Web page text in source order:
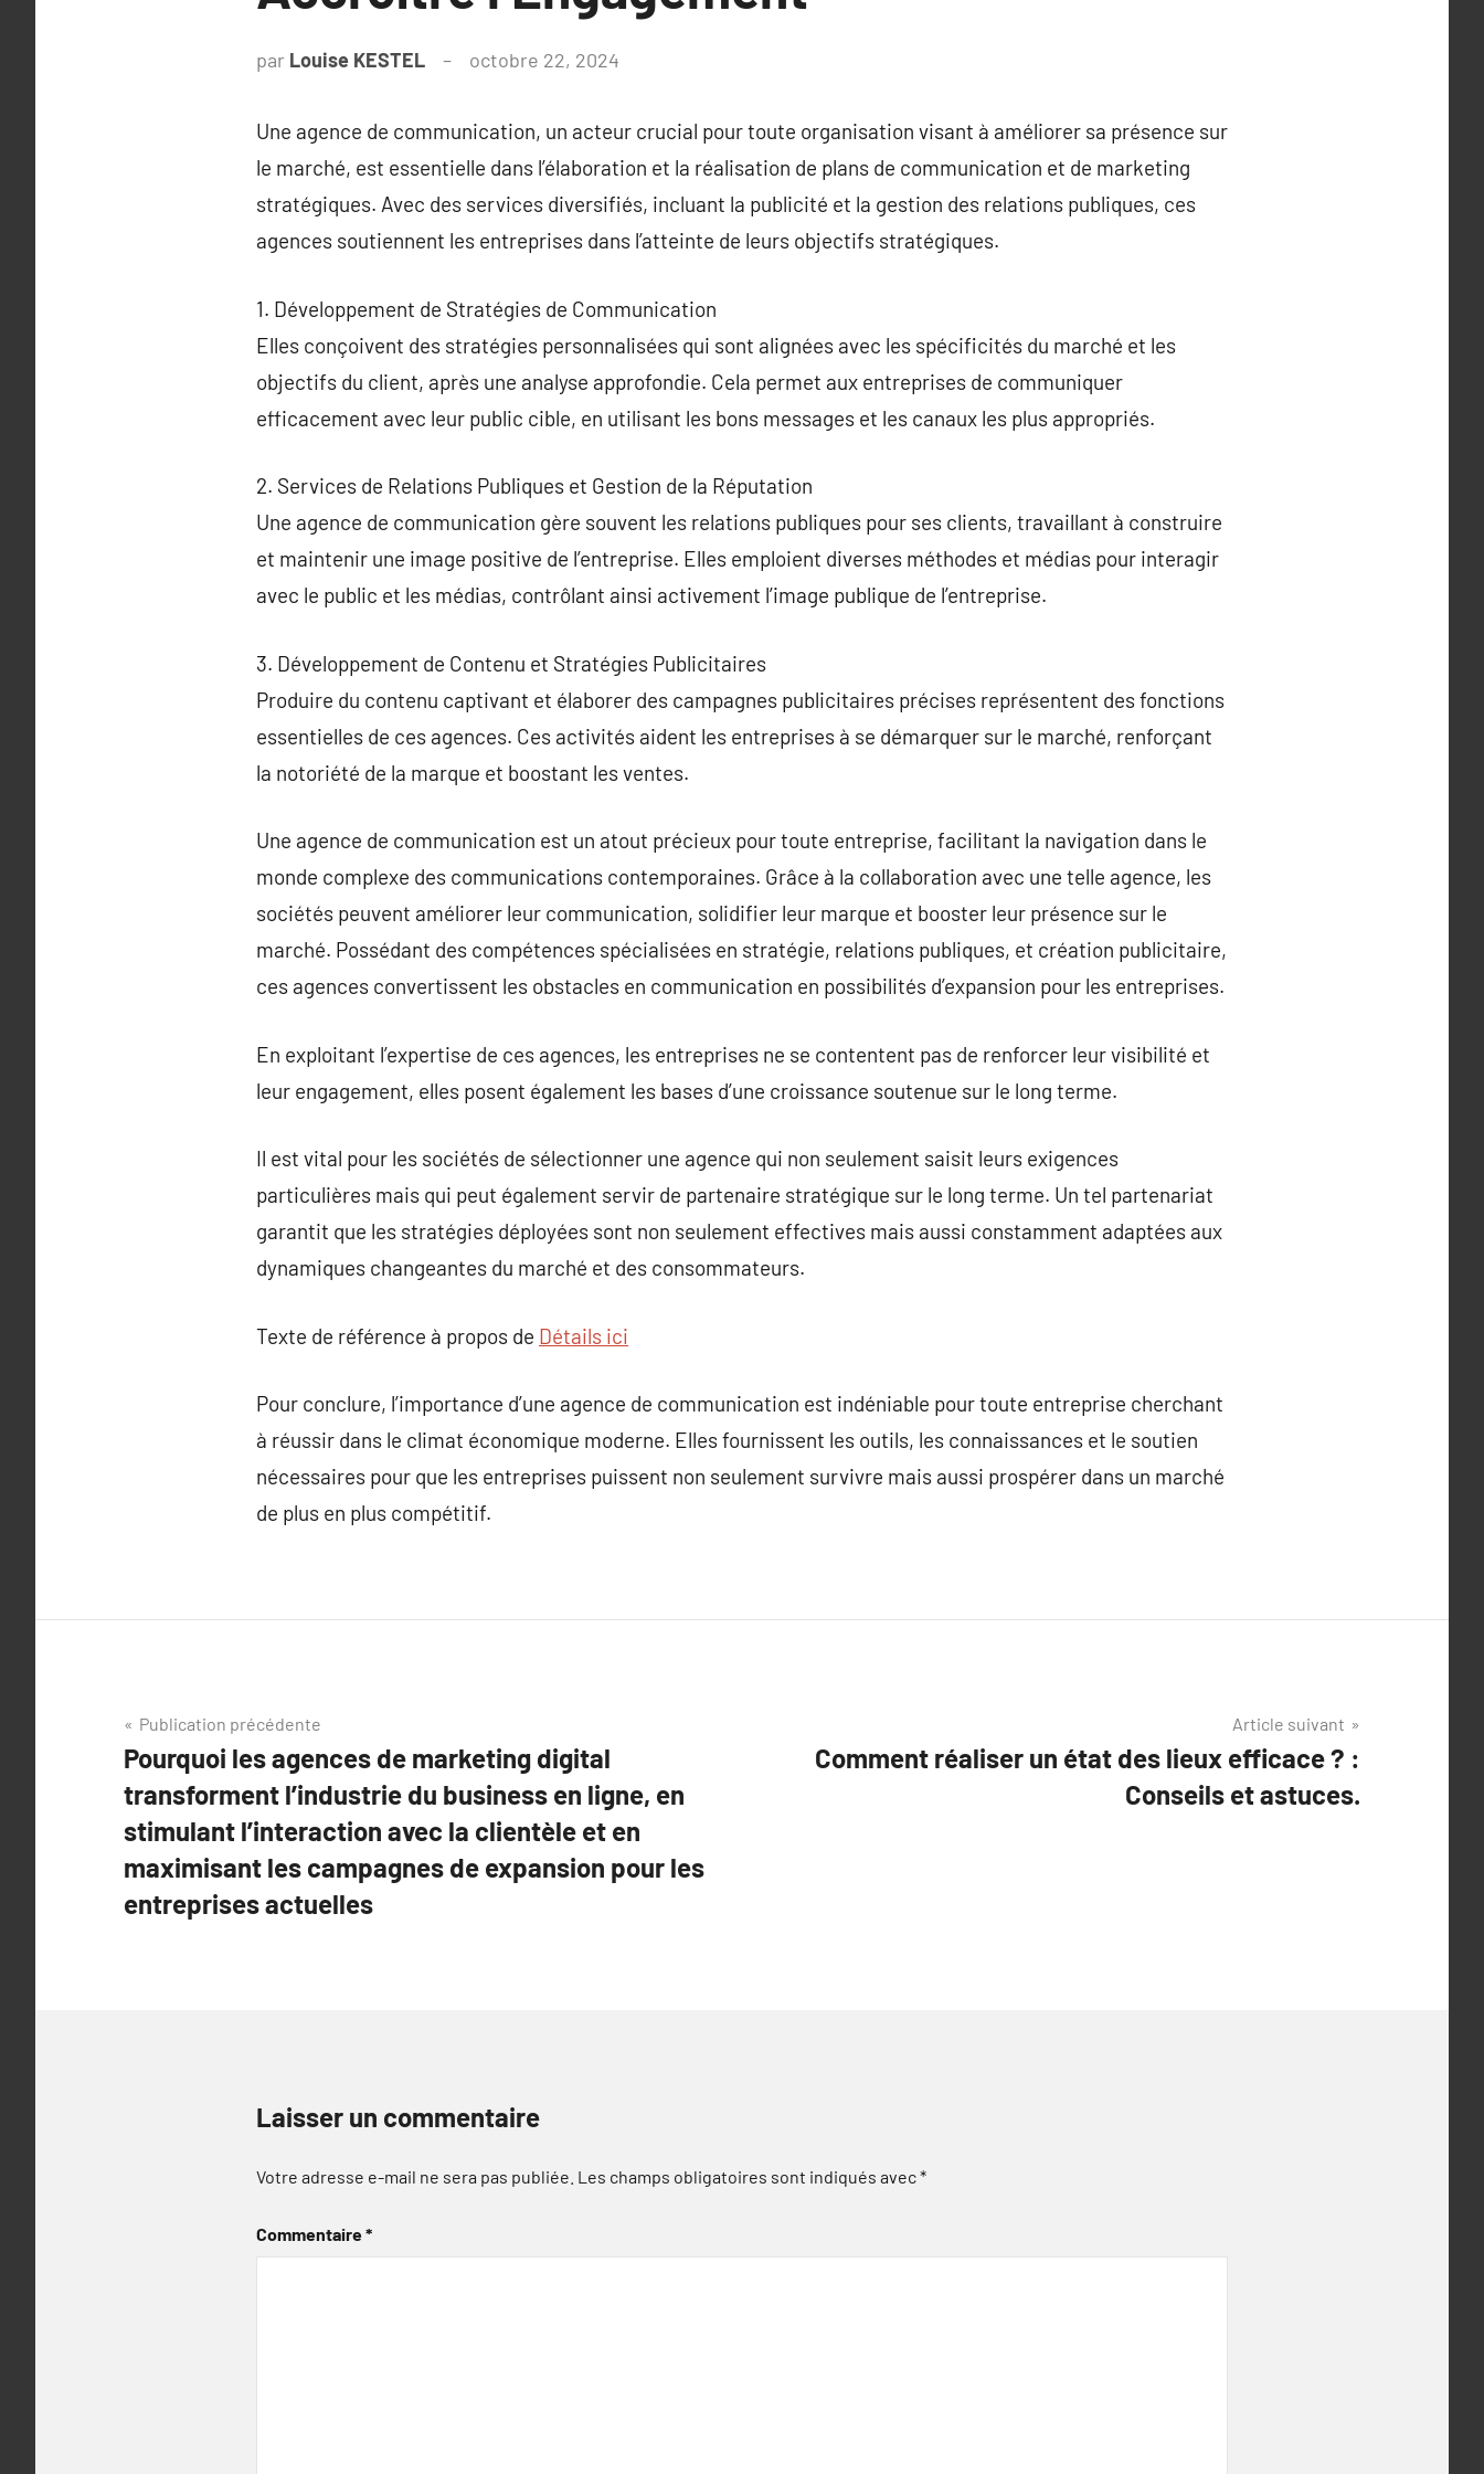
par Louise KESTEL octobre 22, 2024
Une agence de communication, un acteur crucial pour toute organisation visant à améliorer sa présence sur
le marché, est essentielle dans l’élaboration et la réalisation de plans de communication et de marketing
stratégiques. Avec des services diversifiés, incluant la publicité et la gestion des relations publiques, ces
agences soutiennent les entreprises dans l’atteinte de leurs objectifs stratégiques.
1. Développement de Stratégies de Communication
Elles conçoivent des stratégies personnalisées qui sont alignées avec les spécificités du marché et les
objectifs du client, après une analyse approfondie. Cela permet aux entreprises de communiquer
efficacement avec leur public cible, en utilisant les bons messages et les canaux les plus appropriés.
2. Services de Relations Publiques et Gestion de la Réputation
Une agence de communication gère souvent les relations publiques pour ses clients, travaillant à construire
et maintenir une image positive de l’entreprise. Elles emploient diverses méthodes et médias pour interagir
avec le public et les médias, contrôlant ainsi activement l’image publique de l’entreprise.
3. Développement de Contenu et Stratégies Publicitaires
Produire du contenu captivant et élaborer des campagnes publicitaires précises représentent des fonctions
essentielles de ces agences. Ces activités aident les entreprises à se démarquer sur le marché, renforçant
la notoriété de la marque et boostant les ventes.
Une agence de communication est un atout précieux pour toute entreprise, facilitant la navigation dans le
monde complexe des communications contemporaines. Grâce à la collaboration avec une telle agence, les
sociétés peuvent améliorer leur communication, solidifier leur marque et booster leur présence sur le
marché. Possédant des compétences spécialisées en stratégie, relations publiques, et création publicitaire,
ces agences convertissent les obstacles en communication en possibilités d’expansion pour les entreprises.
En exploitant l’expertise de ces agences, les entreprises ne se contentent pas de renforcer leur visibilité et
leur engagement, elles posent également les bases d’une croissance soutenue sur le long terme.
Il est vital pour les sociétés de sélectionner une agence qui non seulement saisit leurs exigences
particulières mais qui peut également servir de partenaire stratégique sur le long terme. Un tel partenariat
garantit que les stratégies déployées sont non seulement effectives mais aussi constamment adaptées aux
dynamiques changeantes du marché et des consommateurs.
Texte de référence à propos de Détails ici
Pour conclure, l’importance d’une agence de communication est indéniable pour toute entreprise cherchant
à réussir dans le climat économique moderne. Elles fournissent les outils, les connaissances et le soutien
nécessaires pour que les entreprises puissent non seulement survivre mais aussi prospérer dans un marché
de plus en plus compétitif.
Navigation
de
l’article
Publication précédente
Pourquoi les agences de marketing digital
transforment l’industrie du business en ligne, en
stimulant l’interaction avec la clientèle et en
maximisant les campagnes de expansion pour les
entreprises actuelles
Article suivant
Comment réaliser un état des lieux efficace ? :
Conseils et astuces.
Laisser un commentaire
Votre adresse e-mail ne sera pas publiée. Les champs obligatoires sont indiqués avec*
Commentaire*